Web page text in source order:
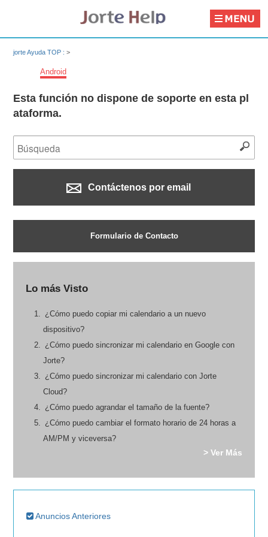
jorte Ayuda TOP :>
Android
Esta función no dispone de soporte en esta pl
ataforma.
Contáctenos por email
Formulario de Contacto
Lo más Visto
¿Cómo puedo copiar mi calendario a un nuevo
dispositivo?
¿Cómo puedo sincronizar mi calendario en Google con
Jorte?
¿Cómo puedo sincronizar mi calendario con Jorte
Cloud?
¿Cómo puedo agrandar el tamaño de la fuente?
¿Cómo puedo cambiar el formato horario de 24 horas a
AM/PM y viceversa?
> Ver Más
Anuncios Anteriores